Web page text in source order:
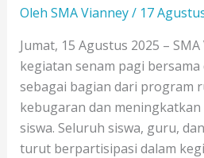
Oleh SMA Vianney/ 17
Jumat, 15 Agustus 2025 –
kegiatan senam pagi bersama
sebagai bagian dari program
kebugaran dan
siswa. Seluruh siswa, guru,
turut berpartisipasi dalam